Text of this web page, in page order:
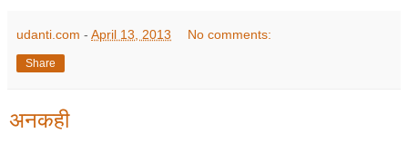
udanti.com - April 13, 2013 No comments:
Share
अनकही